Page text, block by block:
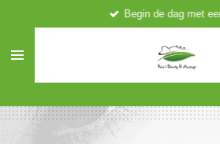
naar
hoofdinhoud
Begin de dag met